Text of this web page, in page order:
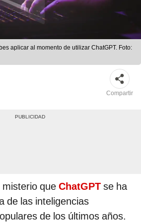
aplicar al momento de utilizar ChatGPT. Foto:
Compartir
que ChatGPT se ha
de las inteligencias
de los últimos años.